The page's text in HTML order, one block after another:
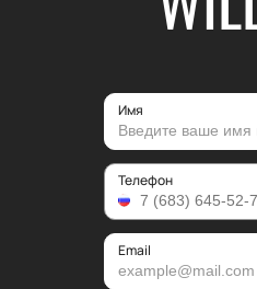
Имя
Телефон
Email